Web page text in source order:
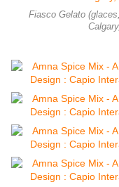
Fiasco Gelato